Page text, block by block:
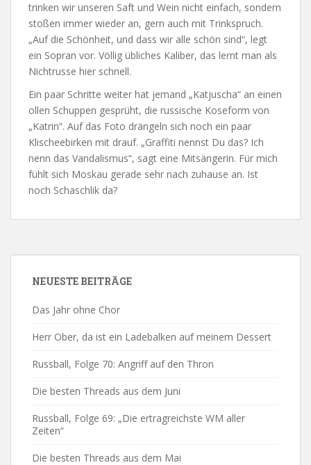
trinken wir unseren Saft und Wein nicht einfach, sondern
stoßen immer wieder an, gern auch mit Trinkspruch.
„Auf die Schönheit, und dass wir alle schön sind“, legt
ein Sopran vor. Völlig übliches Kaliber, das lernt man als
Nichtrusse hier schnell.
Ein paar Schritte weiter hat jemand „Katjuscha“ an einen
ollen Schuppen gesprüht, die russische Koseform von
„Katrin“. Auf das Foto drängeln sich noch ein paar
Klischeebirken mit drauf. „Graffiti nennst Du das? Ich
nenn das Vandalismus“, sagt eine Mitsängerin. Für mich
fühlt sich Moskau gerade sehr nach zuhause an. Ist
noch Schaschlik da?
NEUESTE BEITRÄGE
Das Jahr ohne Chor
Herr Ober, da ist ein Ladebalken auf meinem Dessert
Russball, Folge 70: Angriff auf den Thron
Die besten Threads aus dem Juni
Russball, Folge 69: „Die ertragreichste WM aller
Zeiten“
Die besten Threads aus dem Mai